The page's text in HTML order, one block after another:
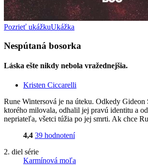
Pozrieť ukážkuUkážka
Nespútaná bosorka
Láska ešte nikdy nebola vražednejšia.
Kristen Ciccarelli
Rune Wintersová je na úteku. Odkedy Gideon
ktorého milovala, odhalil jej pravú identitu a
nepriateľa, všetci túžia po jej smrti. Ak chce
4,4 39 hodnotení
2. diel série
Karmínová moľa